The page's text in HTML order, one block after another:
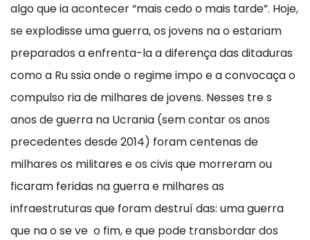
algo que ia acontecer “mais cedo o mais tarde”. Hoje,
se explodisse uma guerra, os jovens na o estariam
preparados a enfrenta-la a diferença das ditaduras
como a Ru ssia onde o regime impo e a convocaça o
compulso ria de milhares de jovens. Nesses tre s
anos de guerra na Ucrania (sem contar os anos
precedentes desde 2014) foram centenas de
milhares os militares e os civis que morreram ou
ficaram feridas na guerra e milhares as
infraestruturas que foram destruí das: uma guerra
que na o se ve o fim, e que pode transbordar dos